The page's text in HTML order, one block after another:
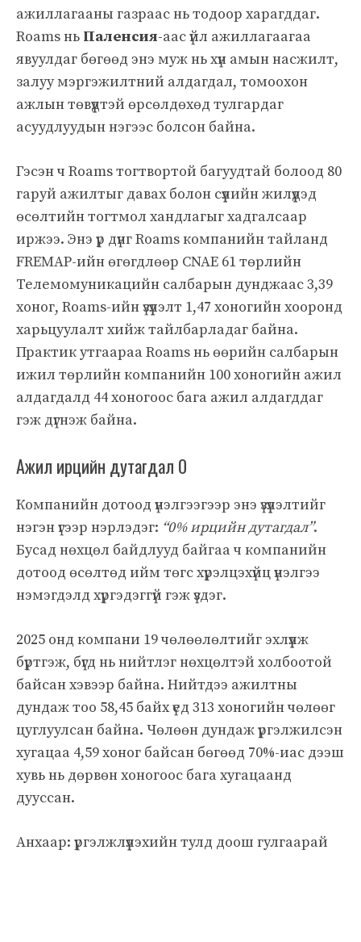
ажиллагааны газраас нь тодоор харагддаг.
Roams нь Паленсия-аас үйл ажиллагаагаа
явуулдаг бөгөөд энэ муж нь хүн амын насжилт,
залуу мэргэжилтний алдагдал, томоохон
ажлын төвүүдтэй өрсөлдөхөд тулгардаг
асуудлуудын нэгээс болсон байна.
Гэсэн ч Roams тогтвортой багуудтай болоод 80
гаруй ажилтыг давах болон сүүлийн жилүүдэд
өсөлтийн тогтмол хандлагыг хадгалсаар
иржээ. Энэ үр дүнг Roams компанийн тайланд
FREMAP-ийн өгөгдлөөр CNAE 61 төрлийн
Телемомуникацийн салбарын дунджаас 3,39
хоног, Roams-ийн үзүүлэлт 1,47 хоногийн хооронд
харьцуулалт хийж тайлбарладаг байна.
Практик утгаараа Roams нь өөрийн салбарын
ижил төрлийн компанийн 100 хоногийн ажил
алдагдалд 44 хоногоос бага ажил алдагддаг
гэж дүгнэж байна.
Ажил ирцийн дутагдал 0
Компанийн дотоод үнэлгээгээр энэ үзүүлэлтийг
нэгэн үгээр нэрлэдэг: “0% ирцийн дутагдал”.
Бусад нөхцөл байдлууд байгаа ч компанийн
дотоод өсөлтөд ийм төгс хүрэлцэхүйц үнэлгээ
нэмэгдэлд хүргэдэггүй гэж үздэг.
2025 онд компани 19 чөлөөлөлтийг эхлүүлж
бүртгэж, бүгд нь нийтлэг нөхцөлтэй холбоотой
байсан хэвээр байна. Нийтдээ ажилтны
дундаж тоо 58,45 байх үед 313 хоногийн чөлөөг
цуглуулсан байна. Чөлөөн дундаж үргэлжилсэн
хугацаа 4,59 хоног байсан бөгөөд 70%-иас дээш
хувь нь дөрвөн хоногоос бага хугацаанд
дууссан.
Анхаар: үргэлжлүүлэхийн тулд доош гулгаарай